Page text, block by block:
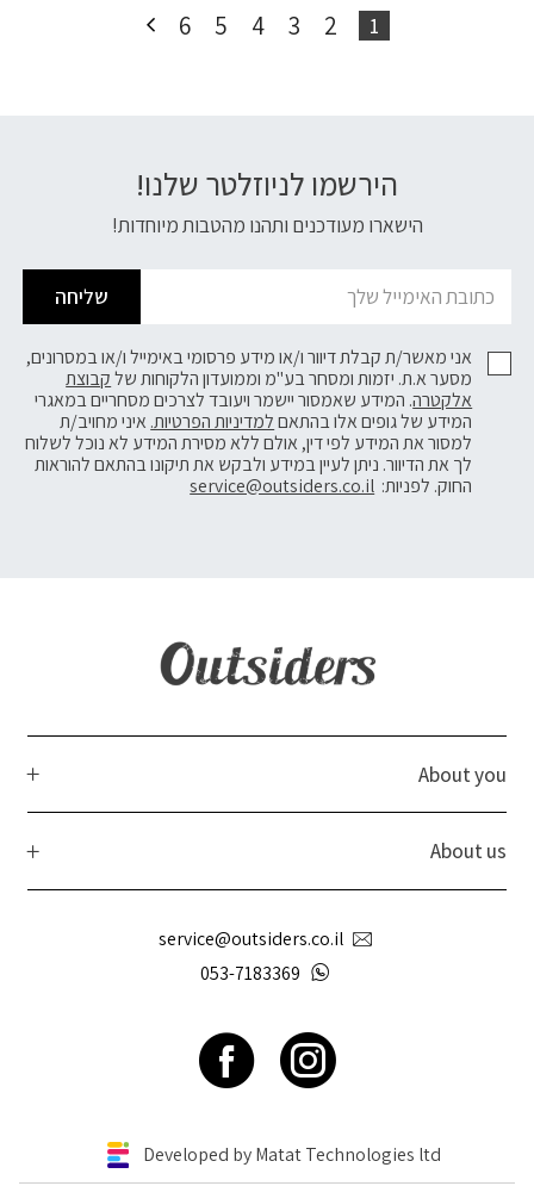
1
2
3
4
5
6
הירשמו לניוזלטר שלנו!
הישארו מעודכנים ותהנו מהטבות מיוחדות!
שליחה
אני מאשר/ת קבלת דיוור ו/או מידע פרסומי באימייל ו/או במסרונים,
מסער א.ת. יזמות ומסחר בע"מ וממועדון הלקוחות שלקבוצת
אלקטרה. המידע שאמסור יישמר ויעובד לצרכים מסחריים במאגרי
המידע של גופים אלו בהתאםלמדיניות הפרטיות. איני מחויב/ת
למסור את המידע לפי דין, אולם ללא מסירת המידע לא נוכל לשלוח
לך את הדיוור. ניתן לעיין במידע ולבקש את תיקונו בהתאם להוראות
החוק. לפניות: service@outsiders.co.il
About you
About us
service@outsiders.co.il
053-7183369
Developed by Matat Technologies ltd